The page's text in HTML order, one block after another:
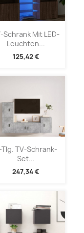
Schrank Mit LED-
Leuchten...
125,42 €
TV-Schrank-
Set...
247,34 €